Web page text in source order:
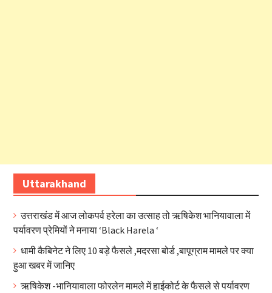
Uttarakhand
उत्तराखंड में आज लोकपर्व हरेला का उत्साह तो ऋषिकेश भानियावाला में
पर्यावरण प्रेमियों ने मनाया ‘Black Harela ‘
धामी कैबिनेट ने लिए 10 बड़े फैसले ,मदरसा बोर्ड ,बापूग्राम मामले पर क्या
हुआ खबर में जानिए
ऋषिकेश -भानियावाला फोरलेन मामले में हाईकोर्ट के फैसले से पर्यावरण